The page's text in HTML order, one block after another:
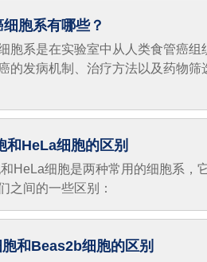
细胞系有哪些？
胞系是在实验室中从人类食管癌
的发病机制、治疗方法以及药物
和HeLa细胞的区别
HeLa细胞是两种常用的细胞系，
之间的一些区别：
和Beas2b细胞的区别